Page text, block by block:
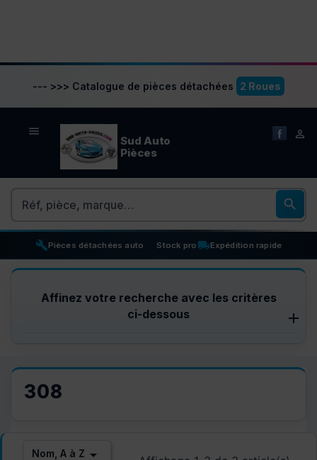
--- >>> Catalogue de pièces détachées 2 Roues
 
Sud Auto
Pièces

build Pièces détachées auto inventory_2
Stock pro local_shippingExpédition rapide
Affinez votre recherche avec les critères
ci-dessous
308
Nom, A à Z 